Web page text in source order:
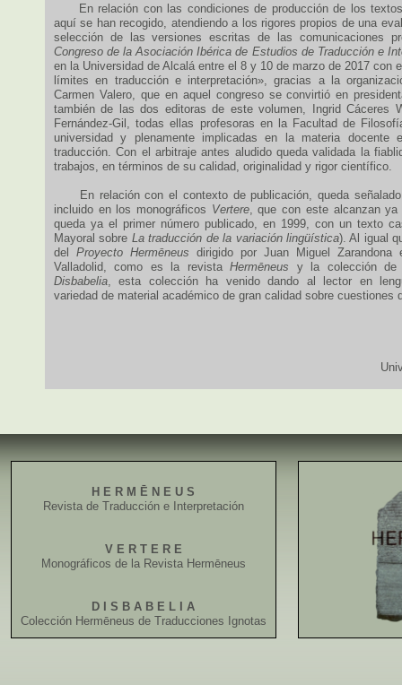
En relación con las condiciones de producción de los
aquí se han recogido, atendiendo a los rigores propios de una
selección de las versiones escritas de las comunicaciones
Congreso de la Asociación Ibérica de Estudios de Traducción e
en la Universidad de Alcalá entre el 8 y 10 de marzo de 2017 con
límites en traducción e interpretación», gracias a la
Carmen Valero, que en aquel congreso se convirtió en
también de las dos editoras de este volumen, Ingrid Cáceres
Fernández-Gil, todas ellas profesoras en la Facultad de
universidad y plenamente implicadas en la materia docente
traducción. Con el arbitraje antes aludido queda validada la
trabajos, en términos de su calidad, originalidad y rigor científico.
En relación con el contexto de publicación, queda
incluido en los monográficos Vertere, que con este alcanzan ya
queda ya el primer número publicado, en 1999, con un texto
Mayoral sobre La traducción de la variación lingüística). Al igual
del Proyecto Hermēneus dirigido por Juan Miguel Zarandona
Valladolid, como es la revistaHermēneus y la colección de
Disbabelia, esta colección ha venido dando al lector en
variedad de material académico de gran calidad sobre cuestiones
H E R M Ē N E U S
Revista de Traducción e Interpretación
V E R T E R E
Monográficos de la Revista Hermēneus
D I S B A B E L I A
Colección Hermēneus de Traducciones Ignotas